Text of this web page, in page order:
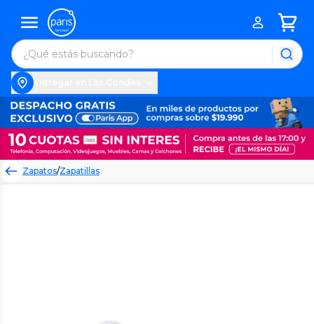
Zapatos/Zapatillas